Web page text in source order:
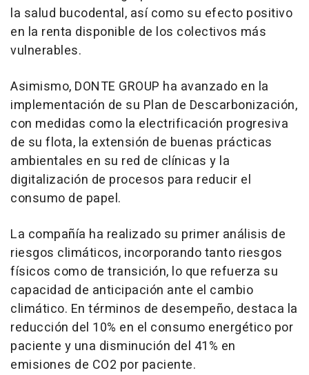
la salud bucodental, así como su efecto positivo
en la renta disponible de los colectivos más
vulnerables.
Asimismo, DONTE GROUP ha avanzado en la
implementación de su Plan de Descarbonización,
con medidas como la electrificación progresiva
de su flota, la extensión de buenas prácticas
ambientales en su red de clínicas y la
digitalización de procesos para reducir el
consumo de papel.
La compañía ha realizado su primer análisis de
riesgos climáticos, incorporando tanto riesgos
físicos como de transición, lo que refuerza su
capacidad de anticipación ante el cambio
climático. En términos de desempeño, destaca la
reducción del 10% en el consumo energético por
paciente y una disminución del 41% en
emisiones de CO2 por paciente.